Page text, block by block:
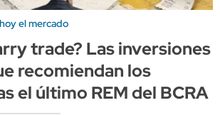
el mercado
trade? Las inversiones
recomiendan los
el último REM del BCRA